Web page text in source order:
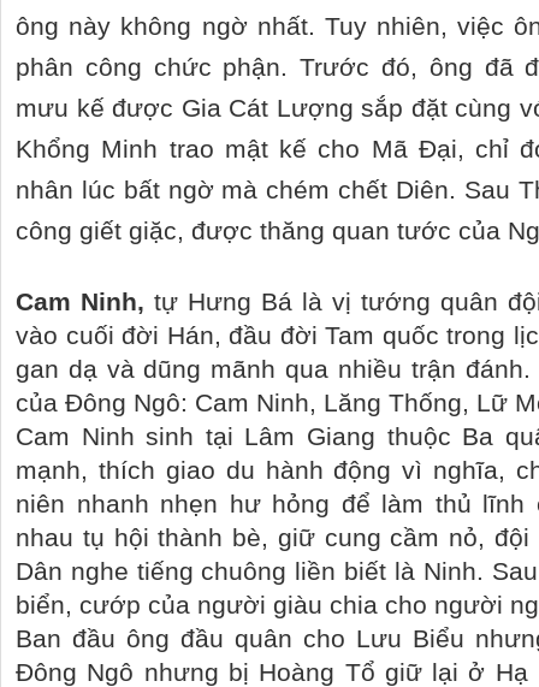
ông này không ngờ nhất. Tuy nhiên, việc
phân công chức phận. Trước đó, ông đã
mưu kế được Gia Cát Lượng sắp đặt cùng
Khổng Minh trao mật kế cho Mã Đại, chỉ
nhân lúc bất ngờ mà chém chết Diên. Sau
công giết giặc, được thăng quan tước của
Cam Ninh, tự Hưng Bá là vị tướng quân
vào cuối đời Hán, đầu đời Tam quốc trong
gan dạ và dũng mãnh qua nhiều trận
của Đông Ngô: Cam Ninh, Lăng Thống, Lữ
Cam Ninh sinh tại Lâm Giang thuộc Ba
mạnh, thích giao du hành động vì nghĩa,
niên nhanh nhẹn hư hỏng để làm thủ lĩnh
nhau tụ hội thành bè, giữ cung cầm nỏ,
Dân nghe tiếng chuông liền biết là Ninh.
biển, cướp của người giàu chia cho người
Ban đầu ông đầu quân cho Lưu Biểu
Đông Ngô nhưng bị Hoàng Tổ giữ lại ở Hạ